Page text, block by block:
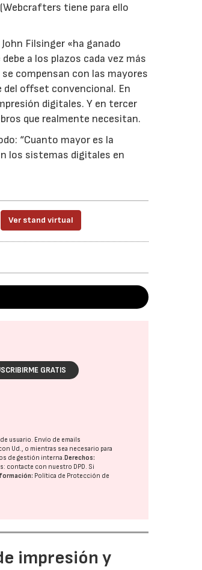
tiene para ello
Filsinger «ha ganado
a los plazos cada vez más
compensan con las mayores
del offset convencional. En
digitales. Y en tercer
que realmente necesitan.
“Cuanto mayor es la
los sistemas digitales en
Ver stand virtual
GRATIS
usuario. Envío de emails
Ud., o mientras sea necesario para
de gestión interna. Derechos:
contacte con nuestro DPD. Si
Política de Protección de
impresión y